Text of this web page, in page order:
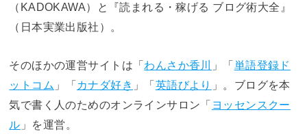
（KADOKAWA）と『読まれる・稼げる ブログ術大全』
（日本実業出版社）。
そのほかの運営サイトは「わんさか香川 」「単語登録ド
ットコム 」「カナダ好き 」「英語びより
」。ブログを本
気で書く人のためのオンラインサロン「 ヨッセンスクー
ル 」を運営。